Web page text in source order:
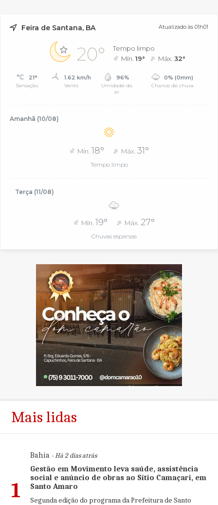
Feira de Santana, BA Atualizado às 01h01
20°
Tempo limpo
Mín.19° Máx.32°
21°
Sensação
1.62 km/h
Vento
96%
Umidade do
ar
0% (0mm)
Chance de chuva
Amanhã (10/08)
Mín. 18° Máx. 31°
Tempo limpo
Terça (11/08)
Mín. 19° Máx. 27°
Chuvas esparsas
Mais lidas
1
Bahia- Há 2 dias atrás
Gestão em Movimento leva saúde, assistência
social e anúncio de obras ao Sítio Camaçari, em
Santo Amaro
Segunda edição do programa da Prefeitura de Santo